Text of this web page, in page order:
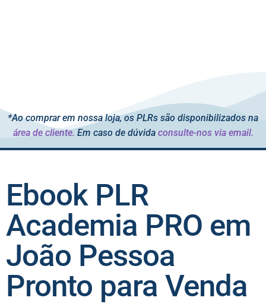
*Ao comprar em nossa loja, os PLRs são disponibilizados na
área de cliente. Em caso de dúvida consulte-nos via email.
Ebook PLR
Academia PRO em
João Pessoa
Pronto para Venda